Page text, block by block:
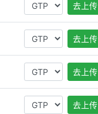
去上传
去上传
去上传
去上传